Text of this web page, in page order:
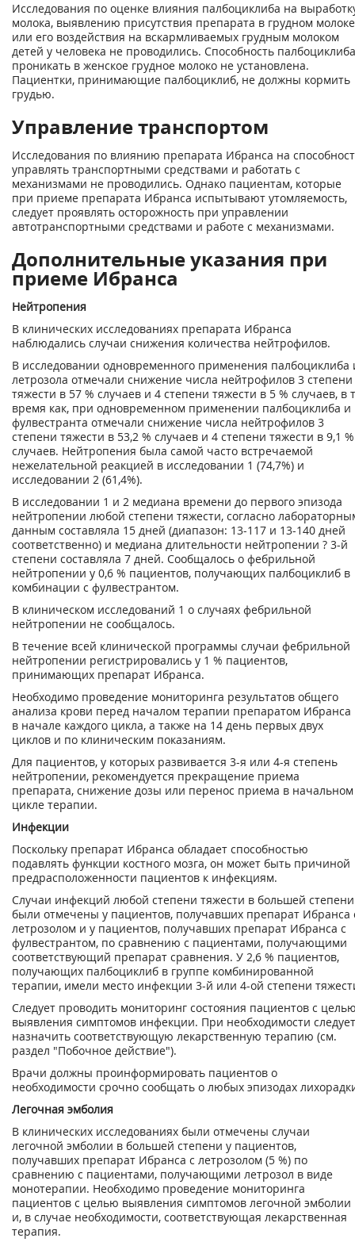
Исследования по оценке влияния палбоциклиба на
молока, выявлению присутствия препарата в грудном молоке
или его воздействия на вскармливаемых грудным молоком
детей у человека не проводились. Способность палбоциклиба
проникать в женское грудное молоко не установлена.
Пациентки, принимающие палбоциклиб, не должны кормить
грудью.
Управление транспортом
Исследования по влиянию препарата Ибранса на
управлять транспортными средствами и работать с
механизмами не проводились. Однако пациентам, которые
при приеме препарата Ибранса испытывают утомляемость,
следует проявлять осторожность при управлении
автотранспортными средствами и работе с механизмами.
Дополнительные указания при
приеме Ибранса
Нейтропения
В клинических исследованиях препарата Ибранса
наблюдались случаи снижения количества нейтрофилов.
В исследовании одновременного применения палбоциклиба
летрозола отмечали снижение числа нейтрофилов 3 степени
тяжести в 57 % случаев и 4 степени тяжести в 5 % случаев, в
время как, при одновременном применении палбоциклиба и
фулвестранта отмечали снижение числа нейтрофилов 3
степени тяжести в 53,2 % случаев и 4 степени тяжести в 9,1 %
случаев. Нейтропения была самой часто встречаемой
нежелательной реакцией в исследовании 1 (74,7%) и
исследовании 2 (61,4%).
В исследовании 1 и 2 медиана времени до первого эпизода
нейтропении любой степени тяжести, согласно
данным составляла 15 дней (диапазон: 13-117 и 13-140 дней
соответственно) и медиана длительности нейтропении ? 3-й
степени составляла 7 дней. Сообщалось о фебрильной
нейтропении у 0,6 % пациентов, получающих палбоциклиб в
комбинации с фулвестрантом.
В клиническом исследований 1 о случаях фебрильной
нейтропении не сообщалось.
В течение всей клинической программы случаи фебрильной
нейтропении регистрировались у 1 % пациентов,
принимающих препарат Ибранса.
Необходимо проведение мониторинга результатов общего
анализа крови перед началом терапии препаратом Ибранса
в начале каждого цикла, а также на 14 день первых двух
циклов и по клиническим показаниям.
Для пациентов, у которых развивается 3-я или 4-я степень
нейтропении, рекомендуется прекращение приема
препарата, снижение дозы или перенос приема в начальном
цикле терапии.
Инфекции
Поскольку препарат Ибранса обладает способностью
подавлять функции костного мозга, он может быть причиной
предрасположенности пациентов к инфекциям.
Случаи инфекций любой степени тяжести в большей степени
были отмечены у пациентов, получавших препарат Ибранса
летрозолом и у пациентов, получавших препарат Ибранса с
фулвестрантом, по сравнению с пациентами, получающими
соответствующий препарат сравнения. У 2,6 % пациентов,
получающих палбоциклиб в группе комбинированной
терапии, имели место инфекции 3-й или 4-ой степени
Следует проводить мониторинг состояния пациентов с
выявления симптомов инфекции. При необходимости следует
назначить соответствующую лекарственную терапию (см.
раздел "Побочное действие").
Врачи должны проинформировать пациентов о
необходимости срочно сообщать о любых эпизодах
Легочная эмболия
В клинических исследованиях были отмечены случаи
легочной эмболии в большей степени у пациентов,
получавших препарат Ибранса с летрозолом (5 %) по
сравнению с пациентами, получающими летрозол в виде
монотерапии. Необходимо проведение мониторинга
пациентов с целью выявления симптомов легочной эмболии
и, в случае необходимости, соответствующая лекарственная
терапия.